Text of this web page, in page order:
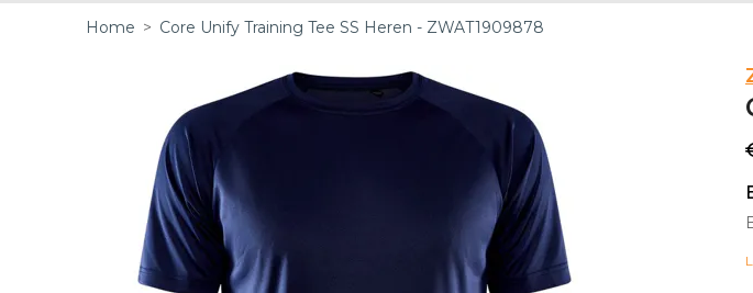
Home > Core Unify Training Tee SS Heren - ZWAT1909878